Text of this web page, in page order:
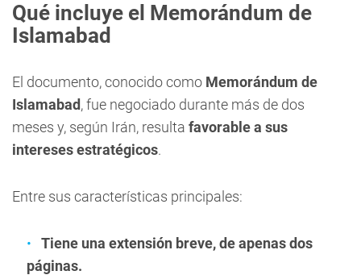
Qué incluye el Memorándum de
Islamabad
El documento, conocido como Memorándum de
Islamabad, fue negociado durante más de dos
meses y, según Irán, resulta favorable a sus
intereses estratégicos.
Entre sus características principales:
Tiene una extensión breve, de apenas dos
páginas.